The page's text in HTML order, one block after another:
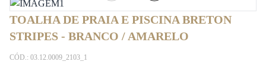
TOALHA DE PRAIA E PISCINA BRETON
STRIPES - BRANCO / AMARELO
CÓD.: 03.12.0009_2103_1